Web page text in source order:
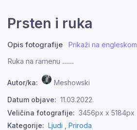
Prsten i ruka
Opis fotografije Prikaži na engleskom
Ruka na ramenu ......
Autor/ka: Meshowski
Datum objave: 11.03.2022.
Veličina fotografije: 3456px x 5184px
Kategorije: Ljudi , Priroda